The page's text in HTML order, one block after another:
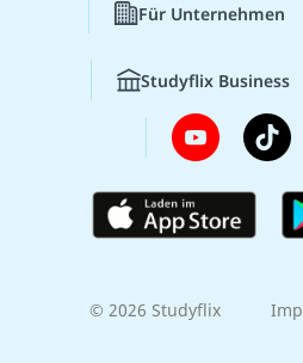
Für Unternehmen
Studyflix Business
© 2026 Studyflix